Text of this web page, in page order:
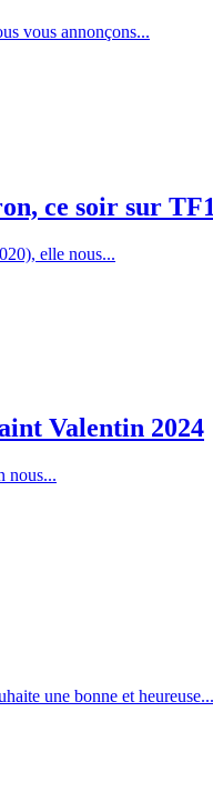
vous annonçons...
ce soir sur
elle nous...
Valentin 2024
nous...
une bonne et heureuse...